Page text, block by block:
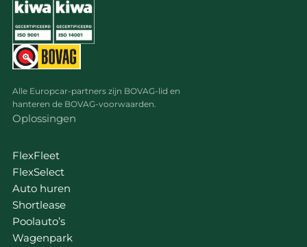
Alle Europcar-partners zijn BOVAG-lid en
hanteren de BOVAG-voorwaarden.
Oplossingen
FlexFleet
FlexSelect
Auto huren
Shortlease
Poolauto’s
Wagenpark